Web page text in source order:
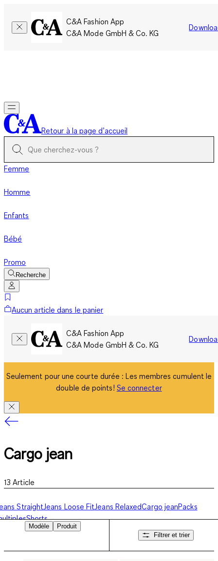
C&A Fashion App
C&A Mode GmbH & Co. KG
Retour à la page d’accueil
Femme
Homme
Enfants
Bébé
Promo
Recherche
Aucun article dans le panier
C&A Fashion App
C&A Mode GmbH & Co. KG
Seulement pour une courte durée : Les membres cumulent le
double de points! Se connecter
Cargo jean
13 Article
Straight Jeans Loose Fit Jeans RelaxedCargo jeanPacks
Shorts
Modèle
Produit
Filtrer et trier